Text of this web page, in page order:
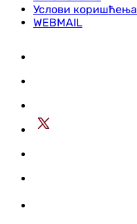
Услови коришћења
WEBMAIL